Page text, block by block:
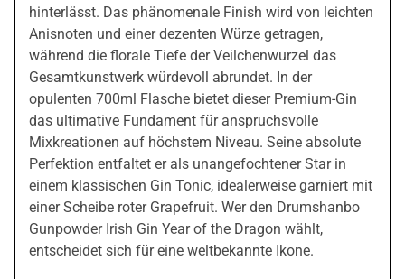
hinterlässt. Das phänomenale Finish wird von leichten
Anisnoten und einer dezenten Würze getragen,
während die florale Tiefe der Veilchenwurzel das
Gesamtkunstwerk würdevoll abrundet. In der
opulenten 700ml Flasche bietet dieser Premium-Gin
das ultimative Fundament für anspruchsvolle
Mixkreationen auf höchstem Niveau. Seine absolute
Perfektion entfaltet er als unangefochtener Star in
einem klassischen Gin Tonic, idealerweise garniert mit
einer Scheibe roter Grapefruit. Wer den Drumshanbo
Gunpowder Irish Gin Year of the Dragon wählt,
entscheidet sich für eine weltbekannte Ikone.